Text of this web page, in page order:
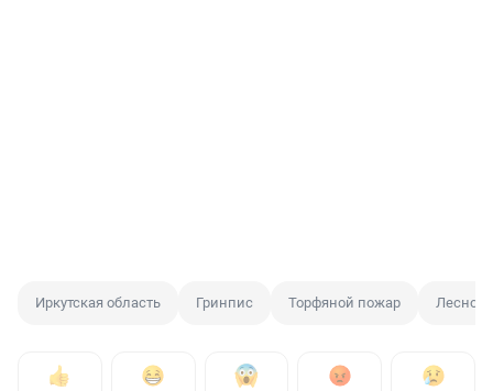
Иркутская область Гринпис Торфяной пожар Лесной